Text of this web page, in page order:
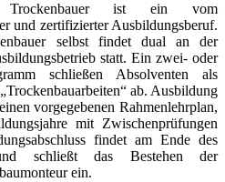
ist ein vom
und zertifizierter Ausbildungsberuf.
selbst findet dual an der
statt. Ein zwei- oder
schließen Absolventen als
ab. Ausbildung
vorgegebenen Rahmenlehrplan,
mit Zwischenprüfungen
findet am Ende des
schließt das Bestehen der
ein.